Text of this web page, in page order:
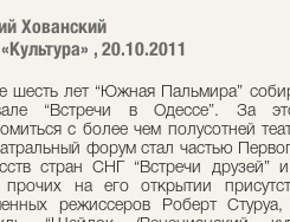
Хованский
«Культура» , 20.10.2011
шесть лет “Южная Пальмира”
“Встречи в Одессе”. За
с более чем полусотней
форум стал частью
стран СНГ “Встречи друзей”
на его открытии
режиссеров Роберт